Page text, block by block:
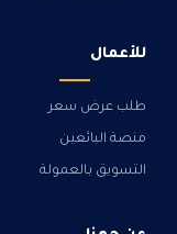
للأعمال
طلب عرض سعر
منصة البائعين
التسويق بالعمولة